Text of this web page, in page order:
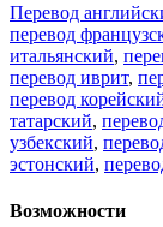
Перевод
перевод
итальянский,
перевод иврит,
перевод
татарский,
узбекский,
эстонский,
Возможности